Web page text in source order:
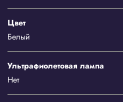
Цвет
Белый
Ультрафиолетовая лампа
Нет